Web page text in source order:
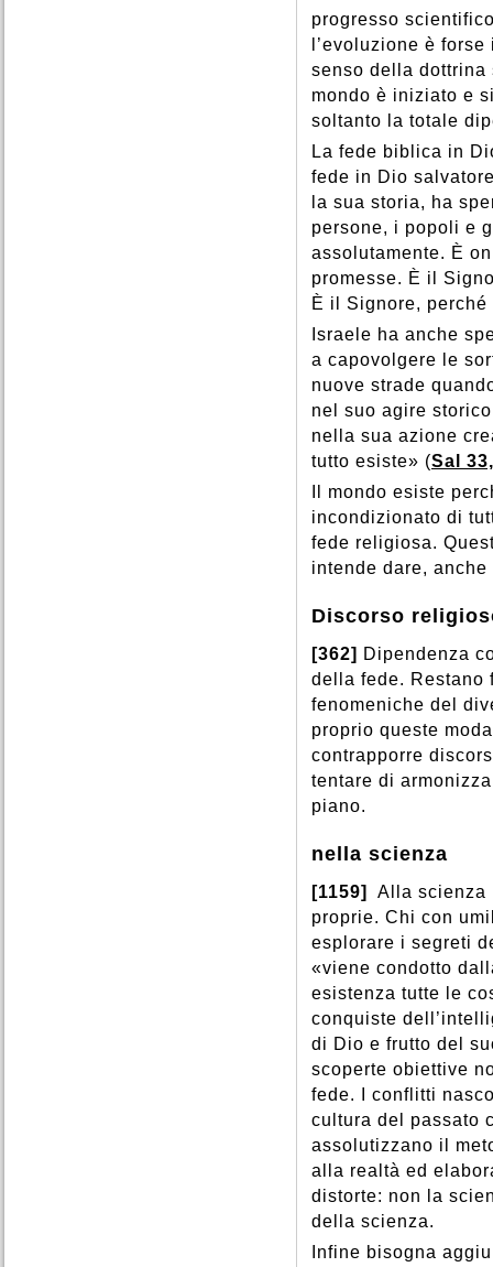
progresso
l’evoluzione è
senso della
mondo è iniziato e
soltanto la totale
La fede biblica in
fede in Dio
la sua storia, ha
persone, i popoli e
assolutamente. È
promesse. È il
È il Signore,
Israele ha anche
a capovolgere le
nuove strade
nel suo agire
nella sua azione
tutto esiste» (Sal
Il mondo esiste
incondizionato di
fede religiosa.
intende dare,
Discorso
[362] Dipendenza
della fede. Restano
fenomeniche del
proprio queste
contrapporre
tentare di
piano.
nella scienza
[1159]
Alla scienza
proprie. Chi con
esplorare i segreti
«viene condotto
esistenza tutte le
conquiste
di Dio e frutto del
scoperte obiettive
fede. I conflitti
cultura del passato
assolutizzano il
alla realtà ed
distorte: non la
della scienza.
Infine bisogna